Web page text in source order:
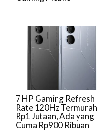
7 HP Gaming Refresh
Rate 120Hz Termurah
Rp1 Jutaan, Ada yang
Cuma Rp900 Ribuan